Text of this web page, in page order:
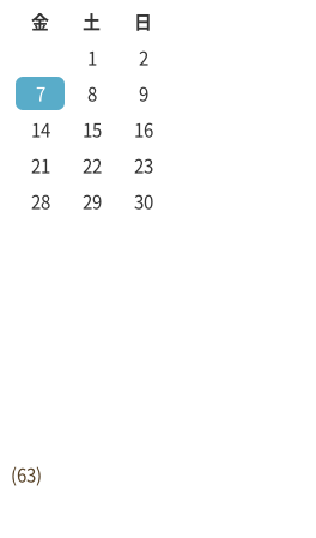
金 土 日
1
2
7 8
9
14 15
16
21 22
23
28 29
30
(63)